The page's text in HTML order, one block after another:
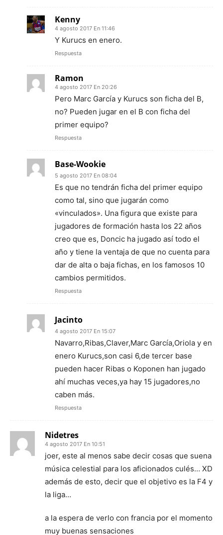
Kenny
4 agosto 2017 En 11:46
Y Kurucs en enero.
Respuesta
Ramon
4 agosto 2017 En 20:26
Pero Marc García y Kurucs son ficha del B,
no? Pueden jugar en el B con ficha del
primer equipo?
Respuesta
Base-Wookie
5 agosto 2017 En 08:04
Es que no tendrán ficha del primer equipo
como tal, sino que jugarán como
«vinculados». Una figura que existe para
jugadores de formación hasta los 22 años
creo que es, Doncic ha jugado así todo el
año y tiene la ventaja de que no cuenta para
dar de alta o baja fichas, en los famosos 10
cambios permitidos.
Respuesta
Jacinto
4 agosto 2017 En 15:07
Navarro,Ribas,Claver,Marc García,Oriola y en
enero Kurucs,son casi 6,de tercer base
pueden hacer Ribas o Koponen han jugado
ahí muchas veces,ya hay 15 jugadores,no
caben más.
Respuesta
Nidetres
4 agosto 2017 En 10:51
joer, este al menos sabe decir cosas que suena
música celestial para los aficionados culés… XD
además de esto, decir que el objetivo es la F4 y
la liga…
a la espera de verlo con francia por el momento
muy buenas sensaciones